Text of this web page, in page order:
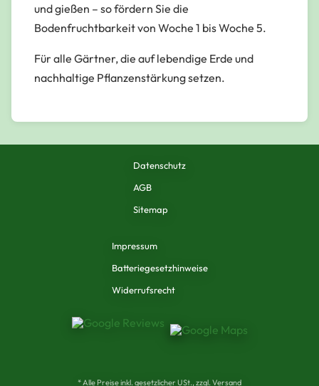
und gießen – so fördern Sie die
Bodenfruchtbarkeit von Woche 1 bis Woche 5.
Für alle Gärtner, die auf lebendige Erde und
nachhaltige Pflanzenstärkung setzen.
Datenschutz
AGB
Sitemap
Impressum
Batteriegesetzhinweise
Widerrufsrecht
* Alle Preise inkl. gesetzlicher USt., zzgl. Versand